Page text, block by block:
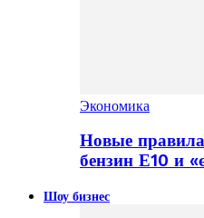
Экономика
Новые
бензин Е10 и
Шоу бизнес